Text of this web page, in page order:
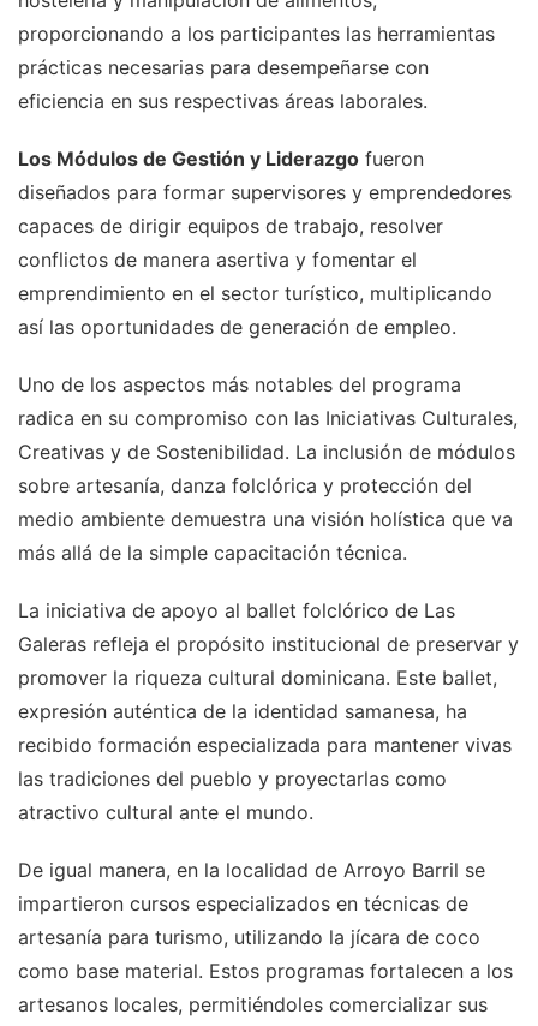
proporcionando a los participantes las herramientas
prácticas necesarias para desempeñarse con
eficiencia en sus respectivas áreas laborales.
Los Módulos de Gestión y Liderazgo fueron
diseñados para formar supervisores y emprendedores
capaces de dirigir equipos de trabajo, resolver
conflictos de manera asertiva y fomentar el
emprendimiento en el sector turístico, multiplicando
así las oportunidades de generación de empleo.
Uno de los aspectos más notables del programa
radica en su compromiso con las Iniciativas Culturales,
Creativas y de Sostenibilidad. La inclusión de módulos
sobre artesanía, danza folclórica y protección del
medio ambiente demuestra una visión holística que va
más allá de la simple capacitación técnica.
La iniciativa de apoyo al ballet folclórico de Las
Galeras refleja el propósito institucional de preservar y
promover la riqueza cultural dominicana. Este ballet,
expresión auténtica de la identidad samanesa, ha
recibido formación especializada para mantener vivas
las tradiciones del pueblo y proyectarlas como
atractivo cultural ante el mundo.
De igual manera, en la localidad de Arroyo Barril se
impartieron cursos especializados en técnicas de
artesanía para turismo, utilizando la jícara de coco
como base material. Estos programas fortalecen a los
artesanos locales, permitiéndoles comercializar sus